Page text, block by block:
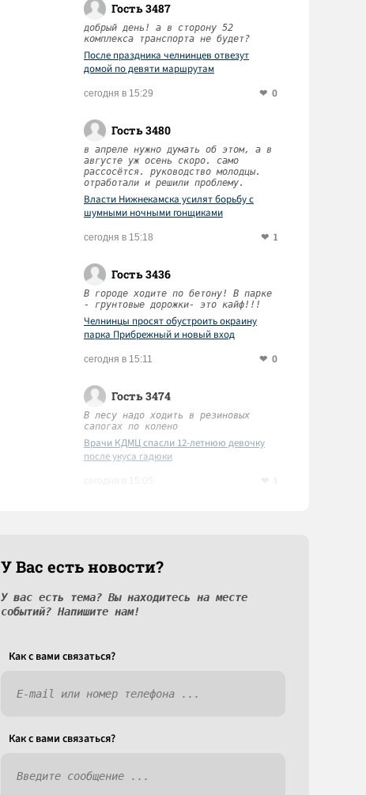
Гость 3487
добрый день! а в сторону 52
комплекса транспорта не будет?
После праздника челнинцев отвезут
домой по девяти маршрутам
сегодня в 15:29 0
Гость 3480
в апреле нужно думать об этом, а в
августе уж осень скоро. само
рассосётся. руководство молодцы.
отработали и решили проблему.
Власти Нижнекамска усилят борьбу с
шумными ночными гонщиками
сегодня в 15:18 1
Гость 3436
В городе ходите по бетону! В парке
- грунтовые дорожки- это кайф!!!
Челнинцы просят обустроить окраину
парка Прибрежный и новый вход
сегодня в 15:11 0
Гость 3474
В лесу надо ходить в резиновых
сапогах по колено
Врачи КДМЦ спасли 12-летнюю девочку
после укуса гадюки
У Вас есть новости?
У вас есть тема? Вы находитесь на месте
событий? Напишите нам!
Как c вами связаться?
Как c вами связаться?